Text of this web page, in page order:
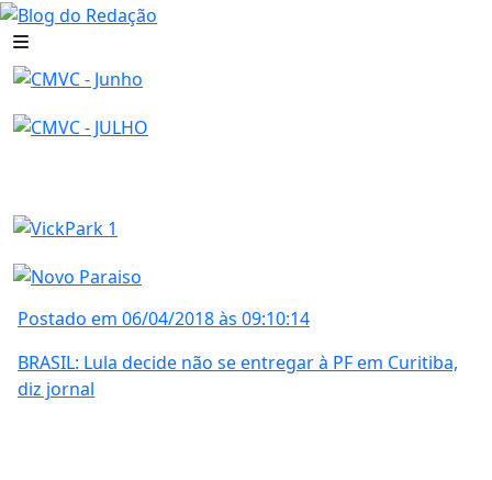
Postado em 06/04/2018 às 09:10:14
BRASIL: Lula decide não se entregar à PF em Curitiba,
diz jornal